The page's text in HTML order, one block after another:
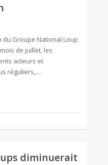
du Groupe National Loup
de juillet, les
acteurs et
réguliers,…
diminuerait